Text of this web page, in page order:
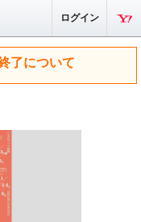
ログイン
了について